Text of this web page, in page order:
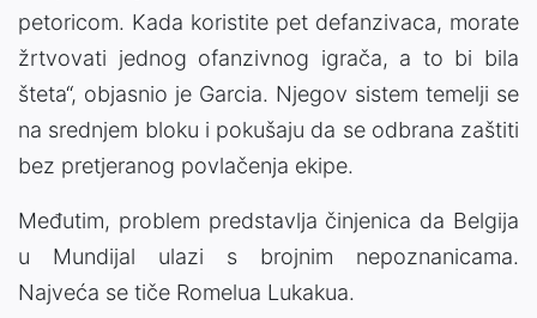
petoricom. Kada koristite pet defanzivaca, morate
žrtvovati jednog ofanzivnog igrača, a to bi bila
šteta“, objasnio je Garcia. Njegov sistem temelji se
na srednjem bloku i pokušaju da se odbrana zaštiti
bez pretjeranog povlačenja ekipe.
Međutim, problem predstavlja činjenica da Belgija
u Mundijal ulazi s brojnim nepoznanicama.
Najveća se tiče Romelua Lukakua.